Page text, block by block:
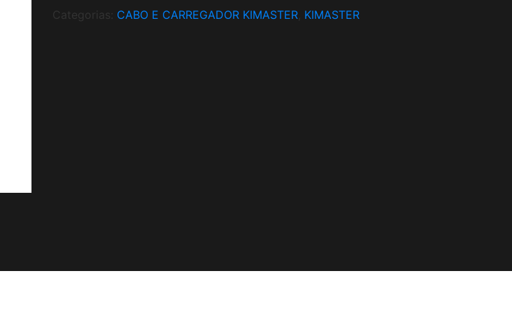
Categorias: CABO E CARREGADOR KIMASTER, KIMASTER